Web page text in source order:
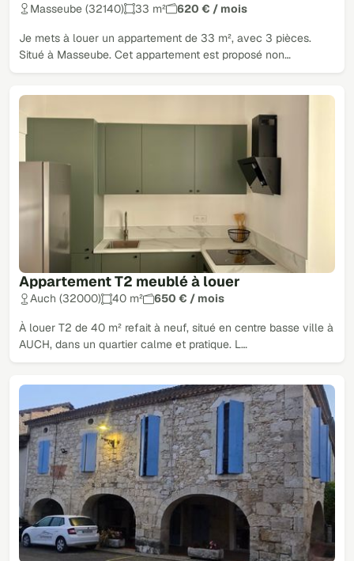
Masseube (32140) 33 m² 620 € / mois
Je mets à louer un appartement de 33 m², avec 3 pièces.
Situé à Masseube. Cet appartement est proposé non…
Appartement T2 meublé à louer
Auch (32000) 40 m² 650 € / mois
À louer T2 de 40 m² refait à neuf, situé en centre basse ville à
AUCH, dans un quartier calme et pratique. L…